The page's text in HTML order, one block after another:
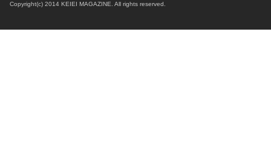
Copyright(c) 2014 KEIEI MAGAZINE. All rights reserved.